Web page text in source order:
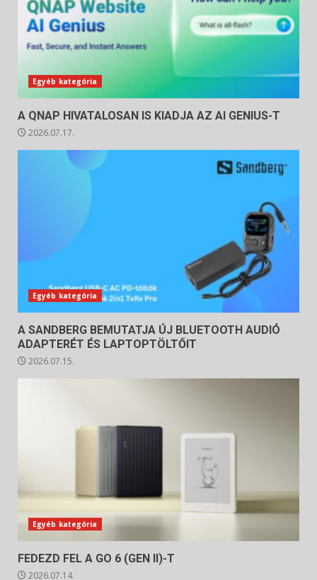
Egyéb kategória
A QNAP HIVATALOSAN IS KIADJA AZ AI GENIUS-T
2026.07.17.
Egyéb kategória
A SANDBERG BEMUTATJA ÚJ BLUETOOTH AUDIÓ
ADAPTERÉT ÉS LAPTOPTÖLTŐIT
2026.07.15.
Egyéb kategória
FEDEZD FEL A GO 6 (GEN II)-T
2026.07.14.